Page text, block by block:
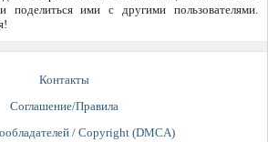
поделиться ими с другими пользователями.
Контакты
Соглашение/Правила
/ Copyright (DMCA)